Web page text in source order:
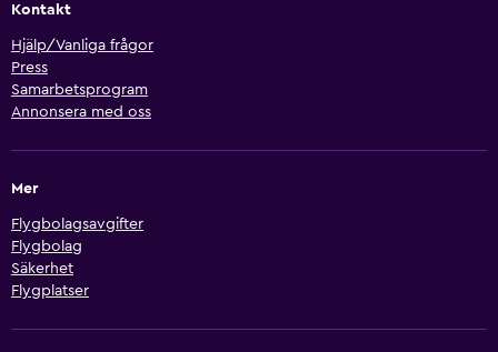
Kontakt
Hjälp/Vanliga frågor
Press
Samarbetsprogram
Annonsera med oss
Mer
Flygbolagsavgifter
Flygbolag
Säkerhet
Flygplatser